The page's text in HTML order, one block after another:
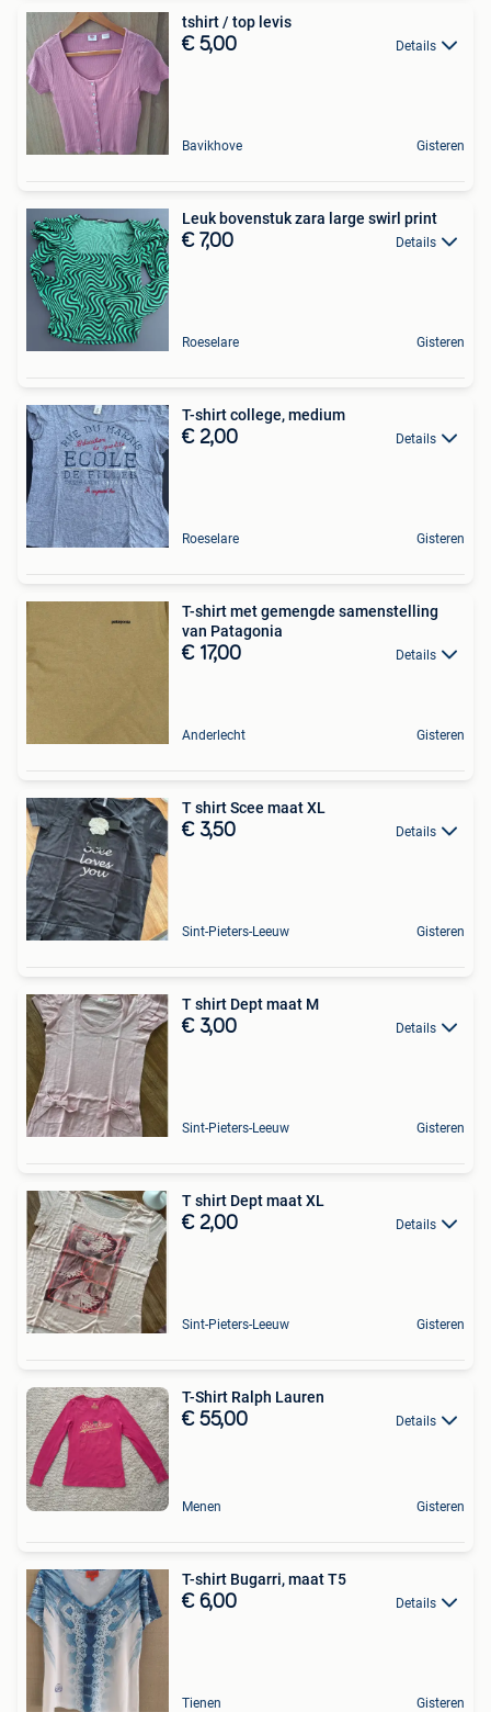
tshirt / top levis
€ 5,00 Details
Bavikhove Gisteren
Leuk bovenstuk zara large swirl print
€ 7,00 Details
Roeselare Gisteren
T-shirt college, medium
€ 2,00 Details
Roeselare Gisteren
T-shirt met gemengde samenstelling
van Patagonia
€ 17,00 Details
Anderlecht Gisteren
T shirt Scee maat XL
€ 3,50 Details
Sint-Pieters-Leeuw Gisteren
T shirt Dept maat M
€ 3,00 Details
Sint-Pieters-Leeuw Gisteren
T shirt Dept maat XL
€ 2,00 Details
Sint-Pieters-Leeuw Gisteren
T-Shirt Ralph Lauren
€ 55,00 Details
Menen Gisteren
T-shirt Bugarri, maat T5
€ 6,00 Details
Tienen Gisteren